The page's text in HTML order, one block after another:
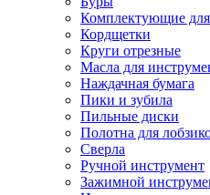
Комплектующие
Кордщетки
Круги отрезные
Масла для
Наждачная бумага
Пики и зубила
Пильные диски
Полотна для
Сверла
Ручной инструмент
Зажимной